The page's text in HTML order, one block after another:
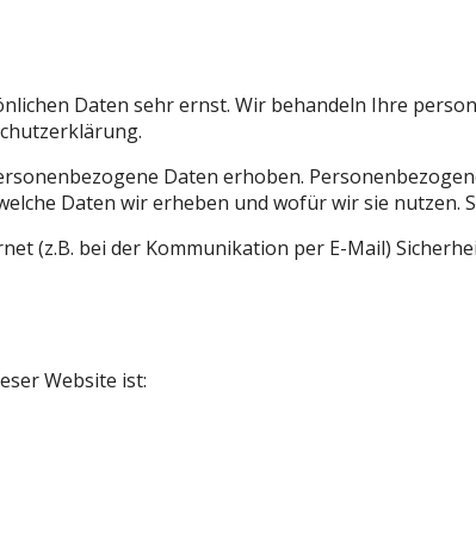
Daten sehr ernst. Wir behandeln Ihre
Daten erhoben.
Daten wir erheben und wofür wir sie nutzen.
(z.B. bei der Kommunikation per E-Mail)
Website ist: